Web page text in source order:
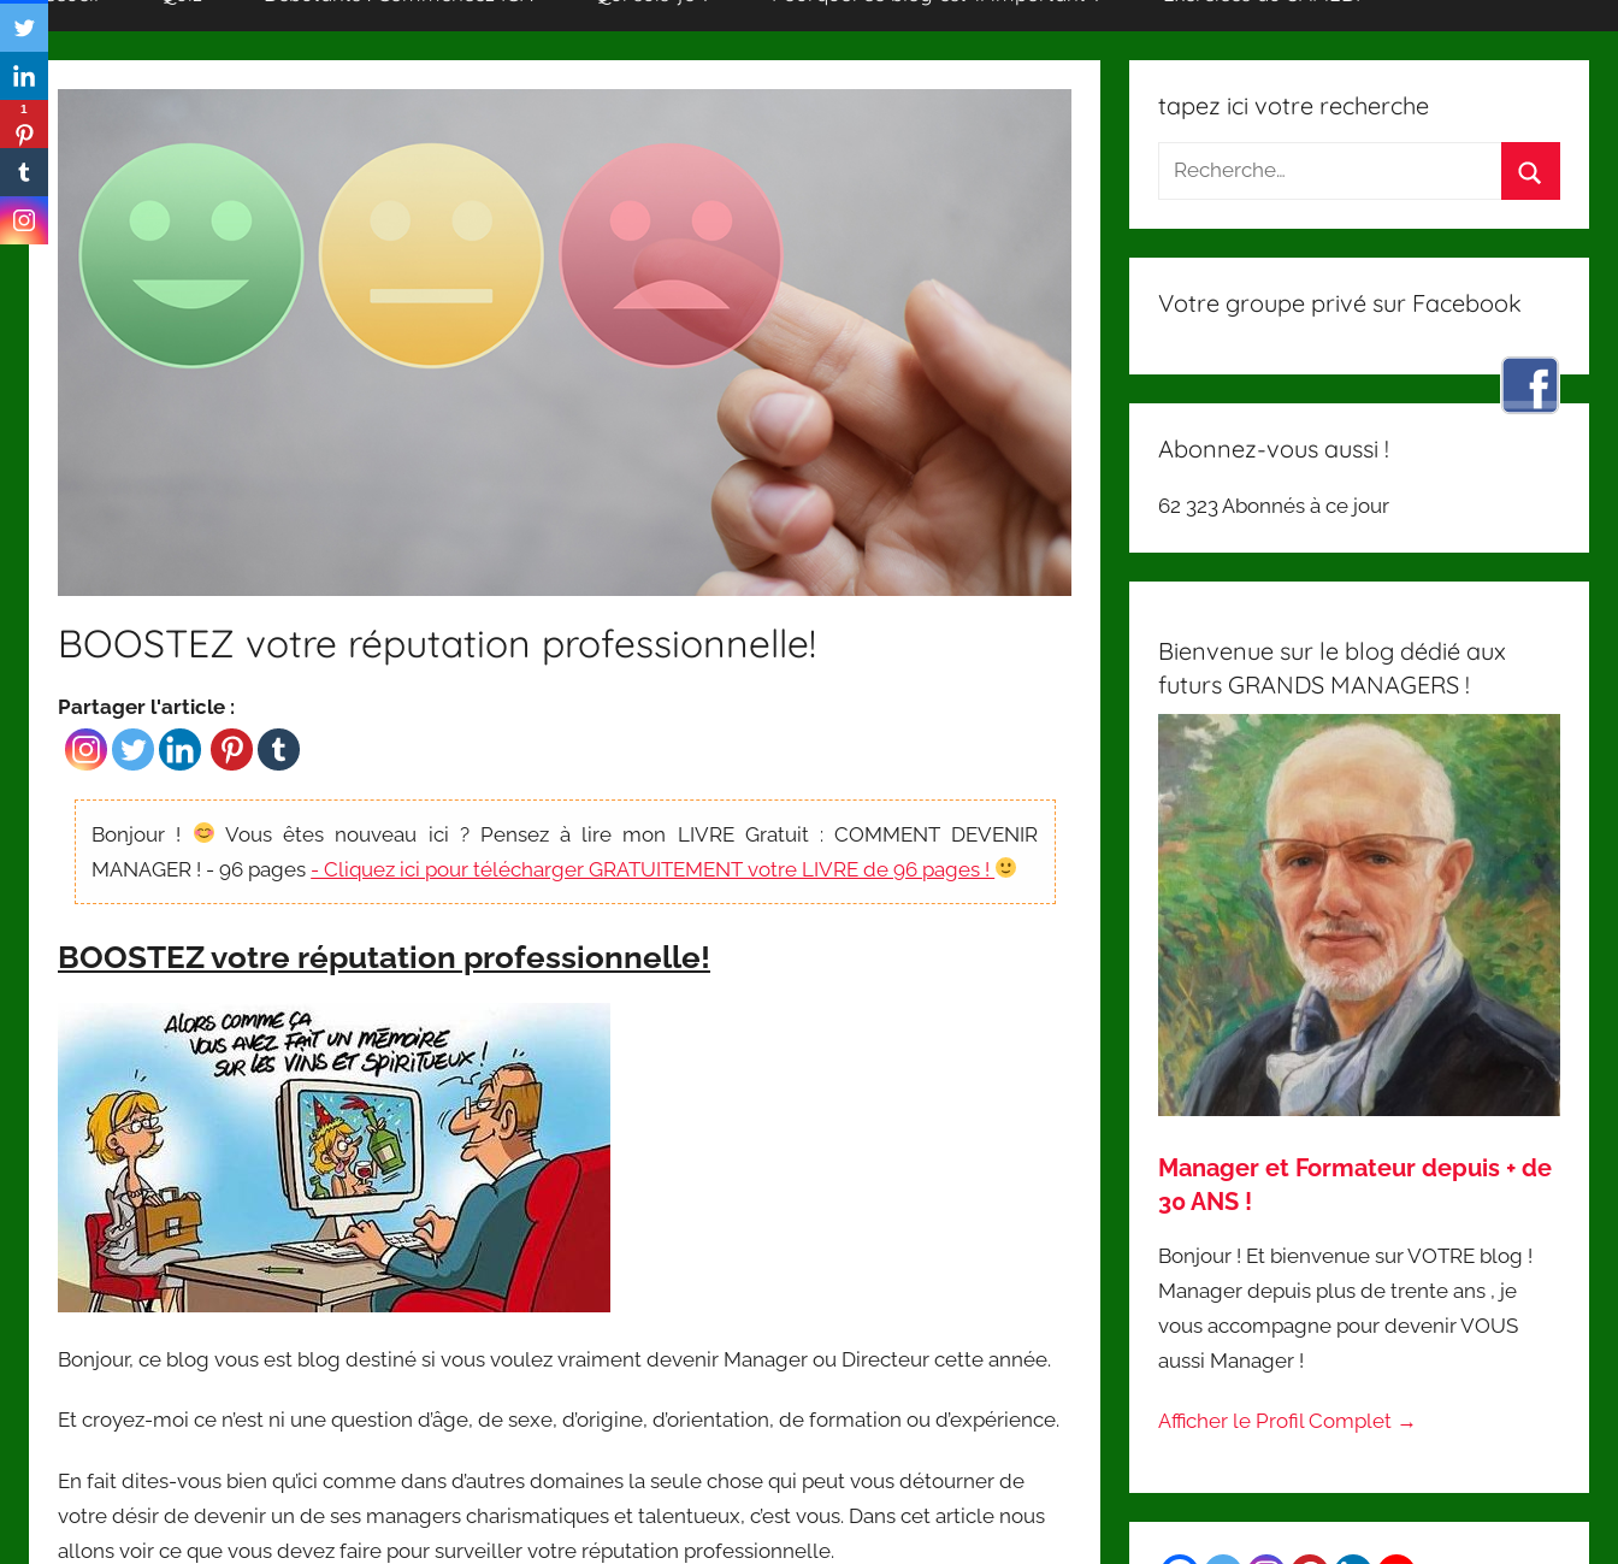
MANAGER
!
BOOSTEZ votre réputation professionnelle!
Partager l'article :
Bonjour !
Vous êtes nouveau ici ? Pensez à lire mon LIVRE Gratuit : COMMENT DEVENIR
MANAGER ! - 96 pages - Cliquez ici pour télécharger GRATUITEMENT votre LIVRE de 96 pages !
BOOSTEZ votre réputation professionnelle!
Bonjour, ce blog vous est blog destiné si vous voulez vraiment devenir Manager ou Directeur cette année.
Et croyez-moi ce n’est ni une question d’âge, de sexe, d’origine, d’orientation, de formation ou d’expérience.
En fait dites-vous bien qu’ici comme dans d’autres domaines la seule chose qui peut vous détourner de
votre désir de devenir un de ses managers charismatiques et talentueux, c’est vous. Dans cet article nous
allons voir ce que vous devez faire pour surveiller votre réputation professionnelle.
1 tapez ici votre recherche
Votre groupe privé sur Facebook
Abonnez-vous aussi !
62 323 Abonnés à ce jour
Bienvenue sur le blog dédié aux
futurs GRANDS MANAGERS !
Manager et Formateur depuis + de
30 ANS !
Bonjour ! Et bienvenue sur VOTRE blog !
Manager depuis plus de trente ans , je
vous accompagne pour devenir VOUS
aussi Manager !
Afficher le Profil Complet →